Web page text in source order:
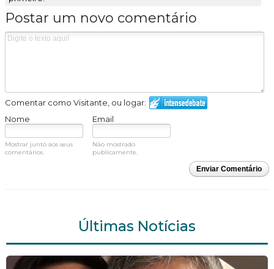
Postar um novo comentário
Comentar como Visitante, ou logar:
Nome
Email
Mostrar junto aos seus
comentários.
Não mostrado
publicamente.
Enviar Comentário
Últimas Notícias